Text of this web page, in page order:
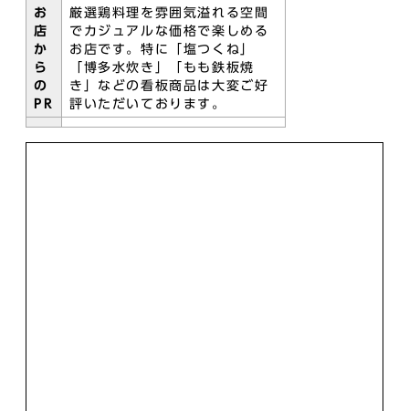
お
店
か
ら
の
PR
厳選鶏料理を雰囲気溢れる空間
でカジュアルな価格で楽しめる
お店です。特に「塩つくね」
「博多水炊き」「もも鉄板焼
き」などの看板商品は大変ご好
評いただいております。